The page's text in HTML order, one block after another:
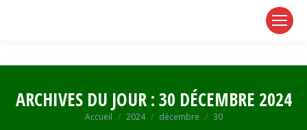
ARCHIVES DU JOUR :30 DÉCEMBRE 2024
Vous êtes ici :
Accueil 2024 décembre 30